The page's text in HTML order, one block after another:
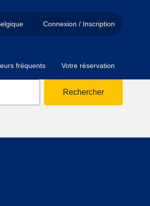
Connexion / Inscription
fréquents Votre réservation
Rechercher